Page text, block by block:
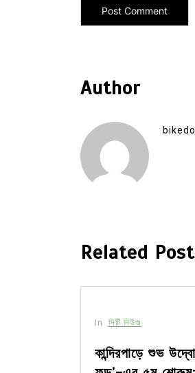
Author
Related
In সিটি নিউজ
কান্দিরপাড়ে শুভ